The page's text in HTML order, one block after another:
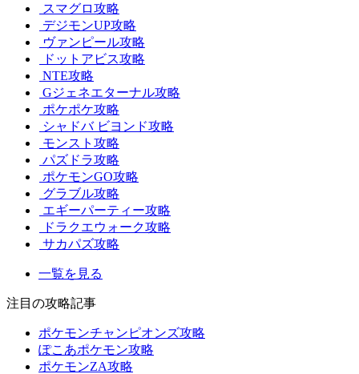
スマグロ攻略
デジモンUP攻略
ヴァンピール攻略
ドットアビス攻略
NTE攻略
Gジェネエターナル攻略
ポケポケ攻略
シャドバ ビヨンド攻略
モンスト攻略
パズドラ攻略
ポケモンGO攻略
グラブル攻略
エギーパーティー攻略
ドラクエウォーク攻略
サカパズ攻略
一覧を見る
注目の攻略記事
ポケモンチャンピオンズ攻略
ぽこあポケモン攻略
ポケモンZA攻略